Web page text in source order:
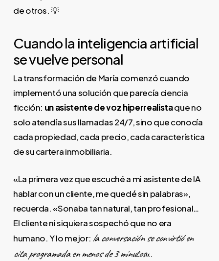
de otros. 💡
Cuando la inteligencia artificial
se vuelve personal
La transformación de María comenzó cuando
implementó una solución que parecía ciencia
ficción: un asistente de voz hiperrealistaque no
solo atendía sus llamadas 24/7, sino que conocía
cada propiedad, cada precio, cada característica
de su cartera inmobiliaria.
«La primera vez que escuché a mi asistente de IA
hablar con un cliente, me quedé sin palabras»,
recuerda. «Sonaba tan natural, tan profesional…
El cliente ni siquiera sospechó que no era
humano. Y lo mejor: la conversación se convirtió en
cita programada en menos de 3 minutos«.